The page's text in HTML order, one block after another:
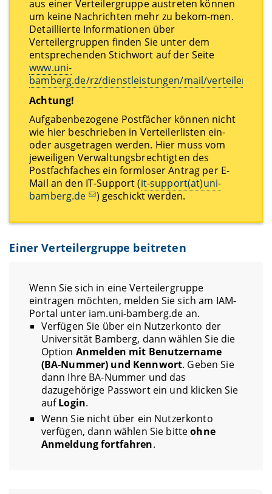
aus einer Verteilergruppe austreten können
um keine Nachrichten mehr zu bekom-men.
Detaillierte Informationen über
Verteilergruppen finden Sie unter dem
entsprechenden Stichwort auf der Seite
www.uni-
bamberg.de/rz/dienstleistungen/mail/verteiler
Achtung!
Aufgabenbezogene Postfächer können nicht
wie hier beschrieben in Verteilerlisten ein-
oder ausgetragen werden. Hier muss vom
jeweiligen Verwaltungsbrechtigten des
Postfachfaches ein formloser Antrag per E-
Mail an den IT-Support (it-support(at)uni-
bamberg.de
) geschickt werden.
Einer Verteilergruppe beitreten
Wenn Sie sich in eine Verteilergruppe
eintragen möchten, melden Sie sich am IAM-
Portal unter iam.uni-bamberg.de an.
Verfügen Sie über ein Nutzerkonto der
Universität Bamberg, dann wählen Sie die
Option Anmelden mit Benutzername
(BA-Nummer) und Kennwort. Geben Sie
dann Ihre BA-Nummer und das
dazugehörige Passwort ein und klicken Sie
aufLogin.
Wenn Sie nicht über ein Nutzerkonto
verfügen, dann wählen Sie bitteohne
Anmeldung fortfahren.